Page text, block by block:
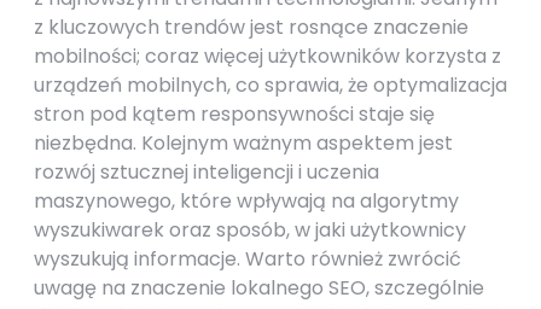
z kluczowych trendów jest rosnące znaczenie
mobilności; coraz więcej użytkowników korzysta z
urządzeń mobilnych, co sprawia, że optymalizacja
stron pod kątem responsywności staje się
niezbędna. Kolejnym ważnym aspektem jest
rozwój sztucznej inteligencji i uczenia
maszynowego, które wpływają na algorytmy
wyszukiwarek oraz sposób, w jaki użytkownicy
wyszukują informacje. Warto również zwrócić
uwagę na znaczenie lokalnego SEO, szczególnie